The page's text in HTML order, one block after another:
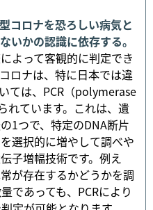
コロナを恐ろしい病気と
いかの認識に依存する。
よって客観的に判定でき
ロナは、特に日本では違
ては、PCR（polymerase
ています。これは、遺
1つで、特定のDNA断片
選択的に増やして調べや
子増幅技術です。例え
が存在するかどうかを調
であっても、PCRにより